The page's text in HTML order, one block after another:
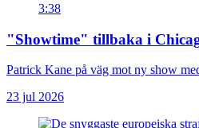
3:38
"Showtime" tillbaka i
Patrick Kane på väg mot ny show
23 jul 2026